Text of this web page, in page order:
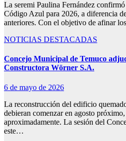
La seremi Paulina Fernández
Código Azul para 2026, a diferencia
anteriores. Con el objetivo de afinar
NOTICIAS DESTACADAS
Concejo Municipal de Temuco
Constructora Wörner S.A.
6 de mayo de 2026
La reconstrucción del edificio
debieran comenzar en agosto
aproximadamente. La sesión del
este…